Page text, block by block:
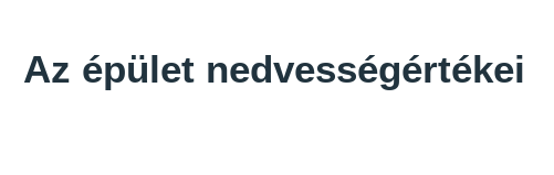
Az épület nedvességértékei